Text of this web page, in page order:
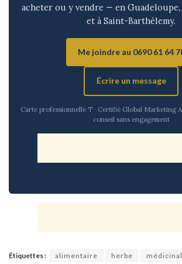
acheter ou y vendre — en
et à Saint-Barthélemy.
Me joindre au 0690 61 64
Écrire un message
Carte professionnelle T · Certifié Global Marketing
conseil sans engagement
Étiquettes : alimentaire herbe